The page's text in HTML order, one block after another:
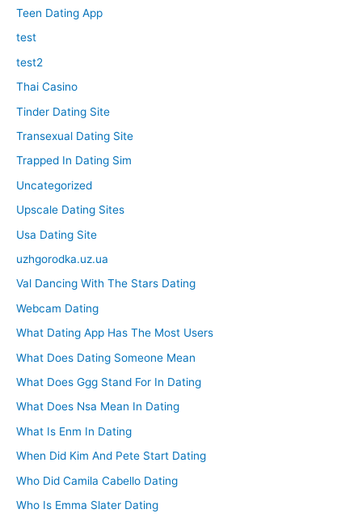
Teen Dating App
test
test2
Thai Casino
Tinder Dating Site
Transexual Dating Site
Trapped In Dating Sim
Uncategorized
Upscale Dating Sites
Usa Dating Site
uzhgorodka.uz.ua
Val Dancing With The Stars Dating
Webcam Dating
What Dating App Has The Most Users
What Does Dating Someone Mean
What Does Ggg Stand For In Dating
What Does Nsa Mean In Dating
What Is Enm In Dating
When Did Kim And Pete Start Dating
Who Did Camila Cabello Dating
Who Is Emma Slater Dating